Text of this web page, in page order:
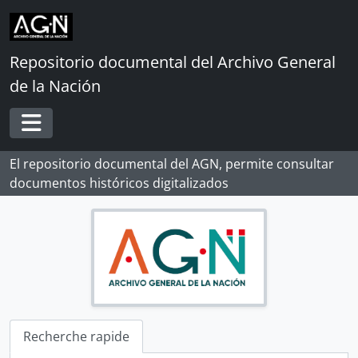
Skip to main content
Repositorio documental del Archivo General
de la Nación
Toggle navigation
El repositorio documental del AGN, permite consultar
documentos históricos digitalizados
Recherche rapide